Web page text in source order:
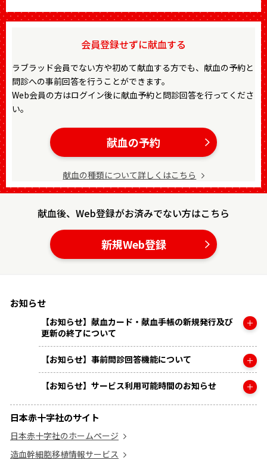
会員登録せずに献血する
献血の予約
献血の種類について詳しくはこちら
ラブラッド会員でない方や初めて献血する方でも、献血の予約と
問診への事前回答を行うことができます。
Web会員の方はログイン後に献血予約と問診回答を行ってくださ
い。
献血後、Web登録がお済みでない方はこちら
新規Web登録
お知らせ
【お知らせ】献血カード・献血手帳の新規発行及び
更新の終了について
【お知らせ】事前問診回答機能について
【お知らせ】サービス利用可能時間のお知らせ
日本赤十字社のサイト
日本赤十字社のホームページ
造血幹細胞移植情報サービス